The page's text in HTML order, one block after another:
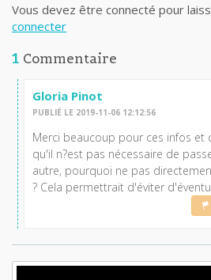
Vous devez être connecté pour
connecter
1 Commentaire
Gloria Pinot
PUBLIÉ LE 2019-11-06 12:12:56
Merci beaucoup pour ces infos et
qu'il n?est pas nécessaire de
autre, pourquoi ne pas
? Cela permettrait d'éviter
Lisez aussi: